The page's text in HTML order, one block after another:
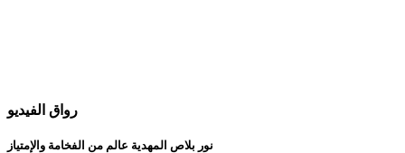
رواق الفيديو
نور بلاص المهدية عالم من الفخامة والإمتياز